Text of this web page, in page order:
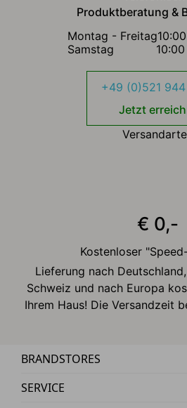
Produktberatung &
Montag - Freitag
Samstag
+49 (0)521 944
Jetzt
€ 0,-
Kostenloser
Lieferung nach
Schweiz und nach Europa
Ihrem Haus! Die Versandzeit
BRANDSTORES
SERVICE